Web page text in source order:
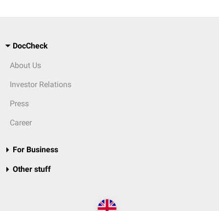
DocCheck
About Us
Investor Relations
Press
Career
For Business
Other stuff